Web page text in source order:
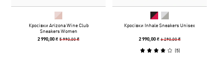
Кросівки Arizona Wine Club
Sneakers Women
2 990,00 ₴5 990,00 ₴
Кросівки Inhale Sneakers Unisex
2 990,00 ₴6 290,00 ₴
(5)